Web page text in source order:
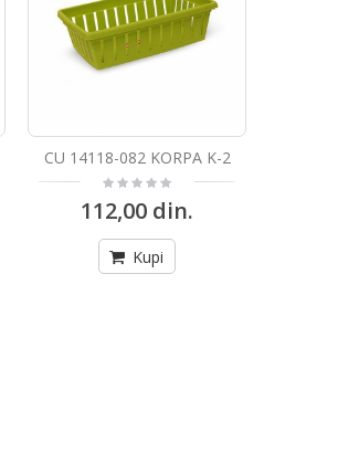
CU 14118-082 KORPA K-2
112,00 din.
Kupi